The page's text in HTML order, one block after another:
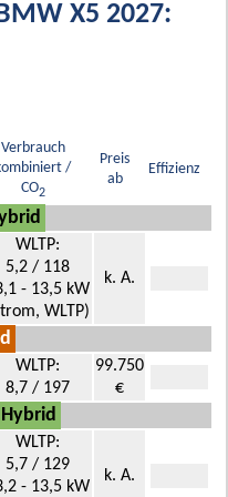
X5 2027:
Verbrauch
/
CO2
Preis
ab
Effizienz
WLTP:
5,2 / 118
- 13,5 kW
WLTP)
k. A.
WLTP:
8,7 / 197
99.750
€
WLTP:
5,7 / 129
- 13,5 kW
k. A.